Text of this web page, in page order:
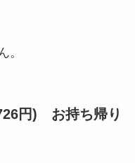
。
円) お持ち帰り